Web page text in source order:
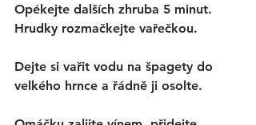
Opékejte dalších zhruba 5 minut.
Hrudky rozmačkejte vařečkou.
Dejte si vařit vodu na špagety do
velkého hrnce a řádně ji osolte.